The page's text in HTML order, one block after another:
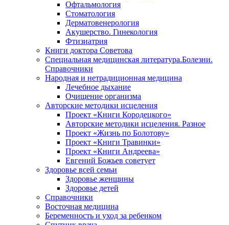
Офтальмология
Стоматология
Дерматовенерология
Акушерство. Гинекология
Фтизиатрия
Книги доктора Советова
Специальная медицинская литература.Болезни.
Справочники
Народная и нетрадиционная медицина
Лечебное дыхание
Очищение организма
Авторские методики исцеления
Проект «Книги Кородецкого»
Авторские методики исцеления. Разное
Проект «Жизнь по Болотову»
Проект «Книги Травинки»
Проект «Книги Андреева»
Евгений Божьев советует
Здоровье всей семьи
Здоровье женщины
Здоровье детей
Справочники
Восточная медицина
Беременность и уход за ребенком